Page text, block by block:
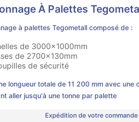
À Palettes
à palettes Tegometall composé de :
de 3000x1000mm
de 2700x130mm
de sécurité
longueur totale de 11 200 mm avec
aller jusqu'à une tonne par palette
Expédition de votre commande